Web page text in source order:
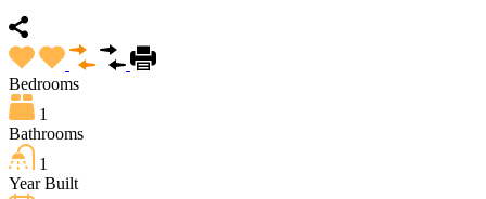
Bedrooms
1
Bathrooms
1
Year Built